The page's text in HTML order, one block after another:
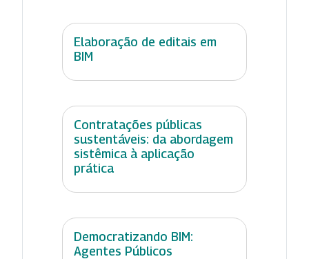
Elaboração de editais em
BIM
Contratações públicas
sustentáveis: da abordagem
sistêmica à aplicação
prática
Democratizando BIM:
Agentes Públicos